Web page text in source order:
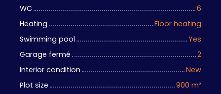
WC
6
Heating
Floor heating
Swimming pool
Yes
Garage fermé
2
Interior condition
New
Plot size
900 m²